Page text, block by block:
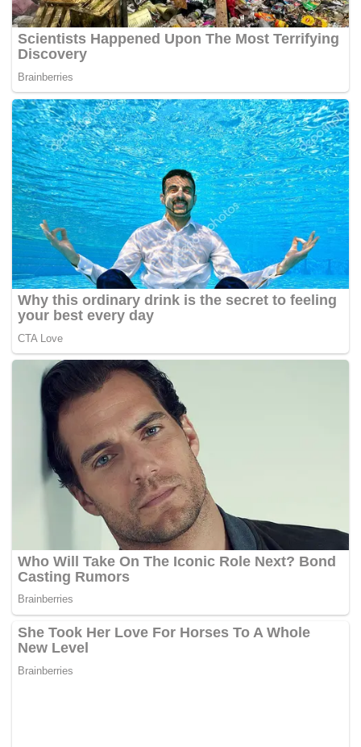
Meski demikian, Ekowati menekankan bahwa
pengembangan ini membutuhkan dukungan riset
berkelanjutan, termasuk inovasi teknologi
pengolahan, standardisasi mutu, serta pengujian
keamanan dan efektivitas produk.(*)